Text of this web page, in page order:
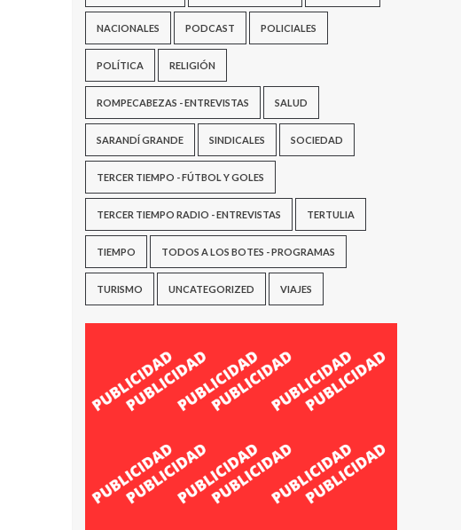
NACIONALES PODCAST POLICIALES
POLÍTICA RELIGIÓN
ROMPECABEZAS - ENTREVISTAS SALUD
SARANDÍ GRANDE SINDICALES SOCIEDAD
TERCER TIEMPO - FÚTBOL Y GOLES
TERCER TIEMPO RADIO - ENTREVISTAS TERTULIA
TIEMPO TODOS A LOS BOTES - PROGRAMAS
TURISMO UNCATEGORIZED VIAJES